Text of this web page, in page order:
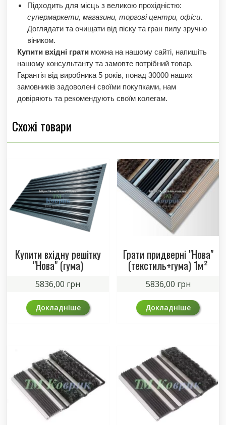
Підходить для місць з великою прохідністю:
супермаркети, магазини, торгові центри, офіси.
Доглядати та очищати від піску та гран пилу зручно
віником.
Купити вхідні гратиможна на нашому сайті, напишіть
нашому консультанту та замовте потрібний товар.
Гарантія від виробника 5 років, понад 30000 наших
замовників задоволені своїми покупками, нам
довіряють та рекомендують своїм колегам.
Схожі товари
Купити вхідну решітку
"Нова" (гума)
5836,00 грн
Докладніше
Грати придверні "Нова"
(текстиль+гума) 1м²
5836,00 грн
Докладніше